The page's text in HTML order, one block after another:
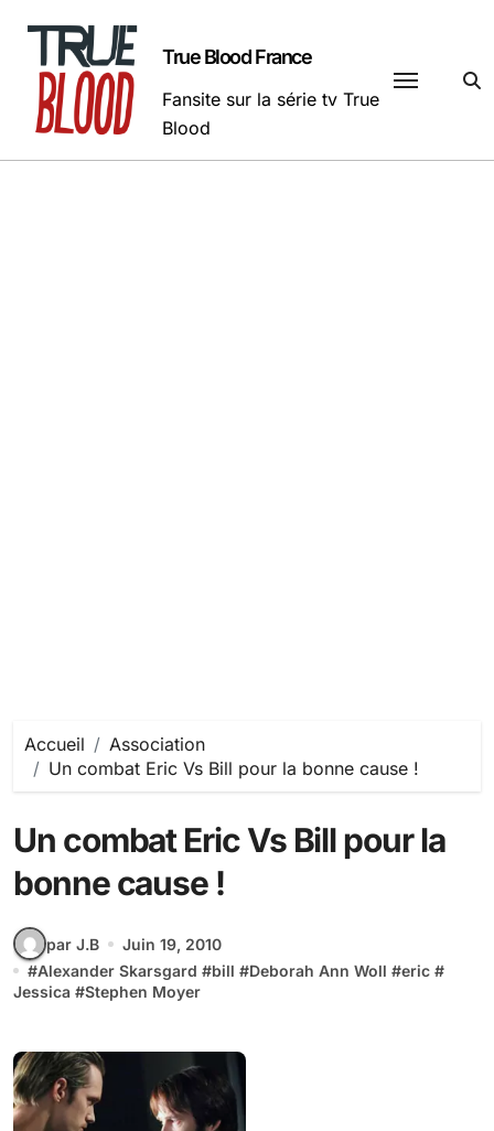
contenu
True Blood France
Fansite sur la série tv True
Blood
Accueil
Association
Un combat Eric Vs Bill pour la bonne cause !
Un combat Eric Vs Bill pour la
bonne cause !
par J.B
Juin 19, 2010
#Alexander Skarsgard #bill #Deborah Ann Woll #eric #
Jessica #Stephen Moyer